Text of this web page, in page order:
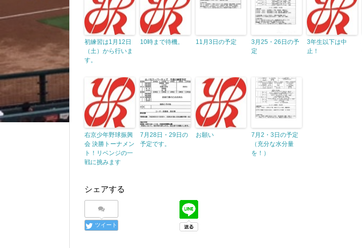
初練習は1月12日
（土）から行いま
す。
10時まで待機。 11月3日の予定
3月25・26日の予
定
3年生以下は中
止！
右京少年野球振興
会 決勝トーナメン
ト！リベンジの一
戦に挑みます
7月28日・29日の
予定です。
お願い
7月2・3日の予定
（充分な水分量
を！）
シェアする
ツイート